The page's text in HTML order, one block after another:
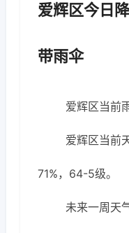
爱辉区今日
带雨伞
爱辉区当前
爱辉区当前
71%，64-5级。
未来一周天